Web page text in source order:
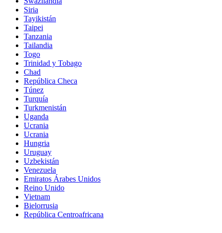
Siria
Tayikistán
Taipei
Tanzania
Tailandia
Togo
Trinidad y Tobago
Chad
República Checa
Túnez
Turquía
Turkmenistán
Uganda
Ucrania
Ucrania
Hungria
Uruguay
Uzbekistán
Venezuela
Emiratos Árabes Unidos
Reino Unido
Vietnam
Bielorrusia
República Centroafricana